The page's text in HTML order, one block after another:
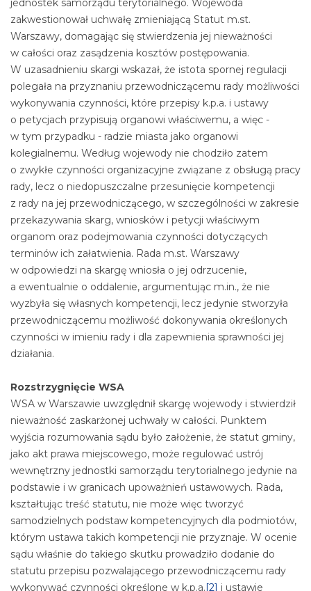
jednostek samorządu terytorialnego. Wojewoda
zakwestionował uchwałę zmieniającą Statut m.st.
Warszawy, domagając się stwierdzenia jej nieważności
w całości oraz zasądzenia kosztów postępowania.
W uzasadnieniu skargi wskazał, że istota spornej regulacji
polegała na przyznaniu przewodniczącemu rady możliwości
wykonywania czynności, które przepisy k.p.a. i ustawy
o petycjach przypisują organowi właściwemu, a więc -
w tym przypadku - radzie miasta jako organowi
kolegialnemu. Według wojewody nie chodziło zatem
o zwykłe czynności organizacyjne związane z obsługą pracy
rady, lecz o niedopuszczalne przesunięcie kompetencji
z rady na jej przewodniczącego, w szczególności w zakresie
przekazywania skarg, wniosków i petycji właściwym
organom oraz podejmowania czynności dotyczących
terminów ich załatwienia. Rada m.st. Warszawy
w odpowiedzi na skargę wniosła o jej odrzucenie,
a ewentualnie o oddalenie, argumentując m.in., że nie
wyzbyła się własnych kompetencji, lecz jedynie stworzyła
przewodniczącemu możliwość dokonywania określonych
czynności w imieniu rady i dla zapewnienia sprawności jej
działania.
Rozstrzygnięcie WSA
WSA w Warszawie uwzględnił skargę wojewody i stwierdził
nieważność zaskarżonej uchwały w całości. Punktem
wyjścia rozumowania sądu było założenie, że statut gminy,
jako akt prawa miejscowego, może regulować ustrój
wewnętrzny jednostki samorządu terytorialnego jedynie na
podstawie i w granicach upoważnień ustawowych. Rada,
kształtując treść statutu, nie może więc tworzyć
samodzielnych podstaw kompetencyjnych dla podmiotów,
którym ustawa takich kompetencji nie przyznaje. W ocenie
sądu właśnie do takiego skutku prowadziło dodanie do
statutu przepisu pozwalającego przewodniczącemu rady
wykonywać czynności określone w k.p.a.[2] i ustawie